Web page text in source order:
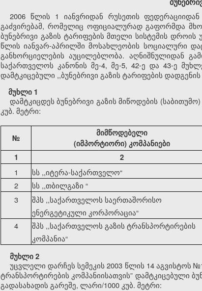
2006 წლის 1 იანვრიდან რუსეთის
გაძვირებამ, რომელიც ოფიციალურად გაფორმდა
ბუნებრივი გაზის ტარიფების მთელი სისტემის
წლის იანვარ-აპრილში მოსახლეობის სოციალური
განხორციელების აუცილებლობა. აღნიშნულიდან
საქართველოს კანონის მე-4, მე-5, 42-ე და 43-ე
დამტკიცებული ,,ბუნებრივი გაზის ტარიფების
მუხლი 1
დამტკიცდეს ბუნებრივი გაზის მიწოდების
კუბ. მეტრი:
№
მიმწოდებელი
(იმპორტიორი) კომპანიები
1
2
1
სს ,,იტერა-საქართველო“
2
სს ,,თბილგაზი “
3
შპს ,,საქართველოს საერთაშორისო
ენერგეტიკული კორპორაცია“
4
შპს ,,საქართველოს გაზის ტრანსპორტირების
კომპანია“
მუხლი 2
უცვლელი დარჩეს სემეკის 2003 წლის 14 აგვისტოს
ტრანსპორტირების კომპანიისათვის” დამტკიცებული
გადასახადის გარეშე, ლარი/1000 კუბ. მეტრი: